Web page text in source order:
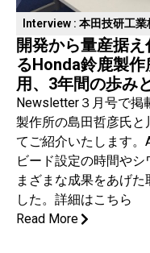
Interview : 本田技研工
開発から量産据
るHonda鈴鹿製
用、3年間の歩み
Newsletter３月号で掲
製作所の島田哲彦氏
てご紹介いたします。
ビード設定の時間や
まざまな成果をあげ
した。詳細はこちら
Read More